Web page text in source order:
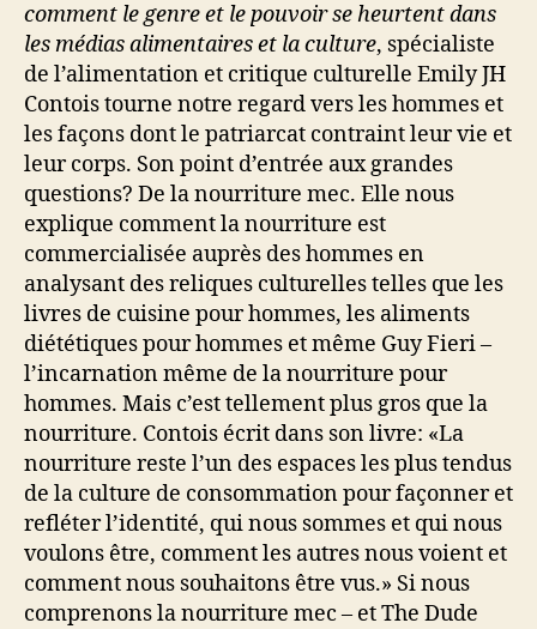
comment le genre et le pouvoir se heurtent dans
les médias alimentaires et la culture, spécialiste
de l’alimentation et critique culturelle Emily JH
Contois tourne notre regard vers les hommes et
les façons dont le patriarcat contraint leur vie et
leur corps. Son point d’entrée aux grandes
questions? De la nourriture mec. Elle nous
explique comment la nourriture est
commercialisée auprès des hommes en
analysant des reliques culturelles telles que les
livres de cuisine pour hommes, les aliments
diététiques pour hommes et même Guy Fieri –
l’incarnation même de la nourriture pour
hommes. Mais c’est tellement plus gros que la
nourriture. Contois écrit dans son livre: «La
nourriture reste l’un des espaces les plus tendus
de la culture de consommation pour façonner et
refléter l’identité, qui nous sommes et qui nous
voulons être, comment les autres nous voient et
comment nous souhaitons être vus.» Si nous
comprenons la nourriture mec – et The Dude